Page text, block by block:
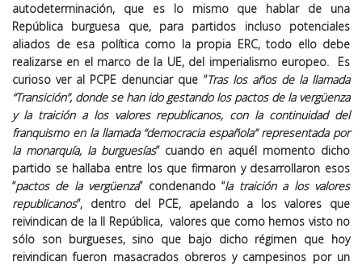
autodeterminación, que es lo mismo que hablar de una
República burguesa que, para partidos incluso potenciales
aliados de esa política como la propia ERC, todo ello debe
realizarse en el marco de la UE, del imperialismo europeo. Es
curioso ver al PCPE denunciar que “Tras los años de la llamada
“Transición”, donde se han ido gestando los pactos de la vergüenza
y la traición a los valores republicanos, con la continuidad del
franquismo en la llamada “democracia española” representada por
la monarquía, la burguesías” cuando en aquél momento dicho
partido se hallaba entre los que firmaron y desarrollaron esos
“pactos de la vergüenza” condenando “la traición a los valores
republicanos”, dentro del PCE, apelando a los valores que
reivindican de la II República, valores que como hemos visto no
sólo son burgueses, sino que bajo dicho régimen que hoy
reivindican fueron masacrados obreros y campesinos por un